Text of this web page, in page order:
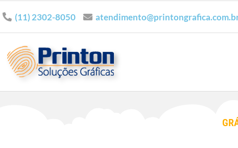
(11) 2302-8050